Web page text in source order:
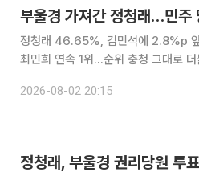
부울경 가져간 정청래…민주
정청래 46.65%, 김민석에 2.8%p 앞
최민희 연속 1위…순위 충청 그대로 더불어민주당 8·17 전당대회 당 대표 경선에서 정청래 후보가
밀린 지 하루 만에 판세를 되돌리면서
2026-08-02 20:15
정청래, 부울경 권리당원